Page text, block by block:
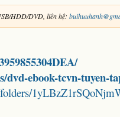
HDD/DVD, liên hệ:
dvd-ebook-tcvn-tuyen-